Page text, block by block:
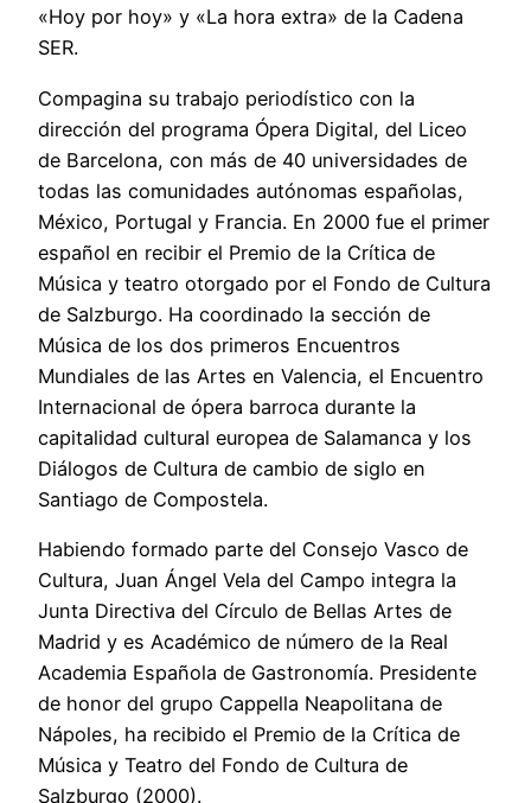
«Hoy por hoy» y «La hora extra» de la Cadena
SER.
Compagina su trabajo periodístico con la
dirección del programa Ópera Digital, del Liceo
de Barcelona, con más de 40 universidades de
todas las comunidades autónomas españolas,
México, Portugal y Francia. En 2000 fue el primer
español en recibir el Premio de la Crítica de
Música y teatro otorgado por el Fondo de Cultura
de Salzburgo. Ha coordinado la sección de
Música de los dos primeros Encuentros
Mundiales de las Artes en Valencia, el Encuentro
Internacional de ópera barroca durante la
capitalidad cultural europea de Salamanca y los
Diálogos de Cultura de cambio de siglo en
Santiago de Compostela.
Habiendo formado parte del Consejo Vasco de
Cultura, Juan Ángel Vela del Campo integra la
Junta Directiva del Círculo de Bellas Artes de
Madrid y es Académico de número de la Real
Academia Española de Gastronomía. Presidente
de honor del grupo Cappella Neapolitana de
Nápoles, ha recibido el Premio de la Crítica de
Música y Teatro del Fondo de Cultura de
Salzburgo (2000).